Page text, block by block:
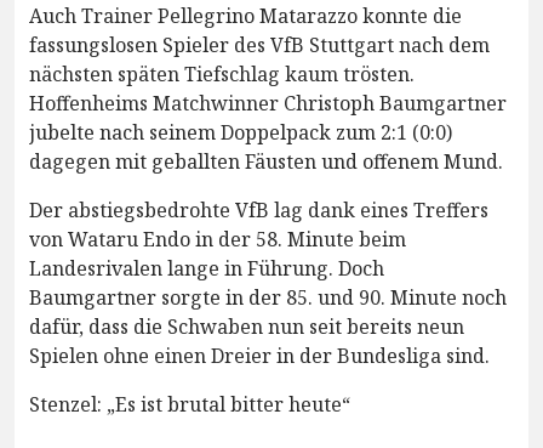
Auch Trainer Pellegrino Matarazzo konnte die
fassungslosen Spieler des VfB Stuttgart nach dem
nächsten späten Tiefschlag kaum trösten.
Hoffenheims Matchwinner Christoph Baumgartner
jubelte nach seinem Doppelpack zum 2:1 (0:0)
dagegen mit geballten Fäusten und offenem Mund.
Der abstiegsbedrohte VfB lag dank eines Treffers
von Wataru Endo in der 58. Minute beim
Landesrivalen lange in Führung. Doch
Baumgartner sorgte in der 85. und 90. Minute noch
dafür, dass die Schwaben nun seit bereits neun
Spielen ohne einen Dreier in der Bundesliga sind.
Stenzel: „Es ist brutal bitter heute“